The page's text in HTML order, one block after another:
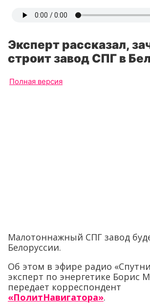
Эксперт рассказал,
строит завод СПГ в
Полная версия
Малотоннажный СПГ завод
Белоруссии.
Об этом в эфире радио
эксперт по энергетике Борис
передает корреспондент
«ПолитНавигатора».